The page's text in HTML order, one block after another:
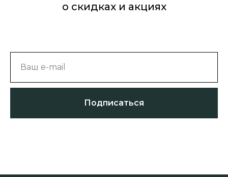
о скидках и акциях
Ваш e-mail
Подписаться